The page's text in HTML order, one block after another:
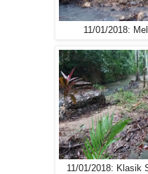
11/01/2018:
11/01/2018: Klasik